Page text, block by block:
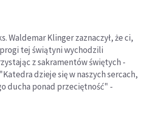
Waldemar Klinger zaznaczył, że ci,
tej świątyni wychodzili
z sakramentów świętych -
dzieje się w naszych sercach,
ducha ponad przeciętność" -